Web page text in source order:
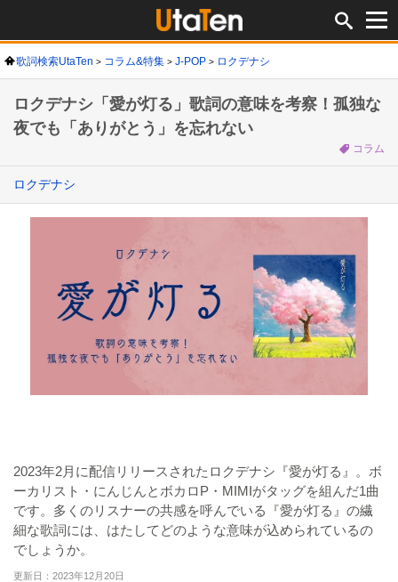
歌詞検索UtaTen コラム&特集 J-POP ロクデナシ
ロクデナシ「愛が灯る」歌詞の意味を考察！孤独な
夜でも「ありがとう」を忘れない
コラム
ロクデナシ
2023年2月に配信リリースされたロクデナシ『愛が灯る』。ボ
ーカリスト・にんじんとボカロP・MIMIがタッグを組んだ1曲
です。多くのリスナーの共感を呼んでいる『愛が灯る』の繊
細な歌詞には、はたしてどのような意味が込められているの
でしょうか。
更新日：2023年12月20日